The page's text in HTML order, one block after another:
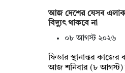
আজ দেশের যেসব
বিদ্যুৎ থাকবে না
০৮ আগস্ট ২০২৬
ফিডার স্থানান্তর কাজের
আজ শনিবার (৮ আগস্ট)